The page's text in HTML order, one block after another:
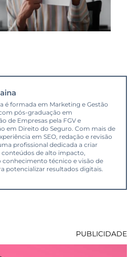
é formada em Marketing e Gestão
pós-graduação em
de Empresas pela FGV e
em Direito do Seguro. Com mais de
em SEO, redação e revisão
profissional dedicada a criar
conteúdos de alto impacto,
técnico e visão de
potencializar resultados digitais.
PUBLICIDADE